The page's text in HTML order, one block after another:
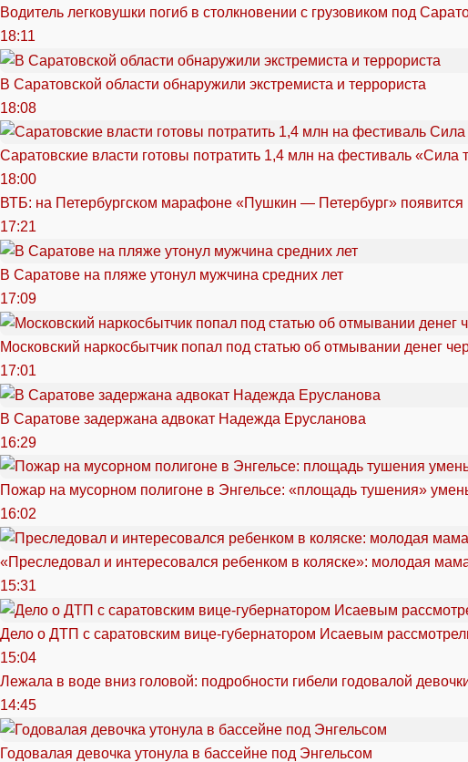
Водитель легковушки погиб в столкновении с грузовиком под
18:11
В Саратовской области обнаружили экстремиста и террориста
18:08
Саратовские власти готовы потратить 1,4 млн на фестиваль «Сила
18:00
ВТБ: на Петербургском марафоне «Пушкин — Петербург»
17:21
В Саратове на пляже утонул мужчина средних лет
17:09
Московский наркосбытчик попал под статью об отмывании денег
17:01
В Саратове задержана адвокат Надежда Ерусланова
16:29
Пожар на мусорном полигоне в Энгельсе: «площадь тушения»
16:02
«Преследовал и интересовался ребенком в коляске»: молодая
15:31
Дело о ДТП с саратовским вице-губернатором Исаевым
15:04
Лежала в воде вниз головой: подробности гибели годовалой
14:45
Годовалая девочка утонула в бассейне под Энгельсом